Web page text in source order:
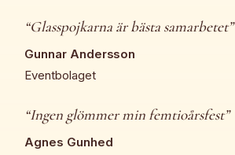
“Glasspojkarna är bästa samarbetet”
Gunnar Andersson
Eventbolaget
“Ingen glömmer min femtioårsfest”
Agnes Gunhed